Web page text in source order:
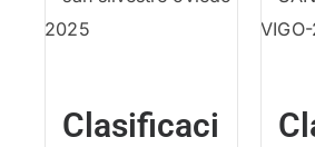
Clasificaci